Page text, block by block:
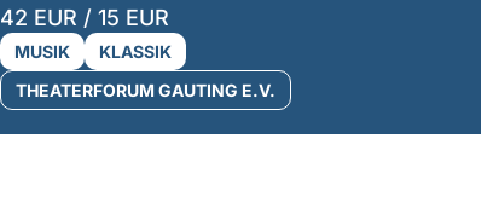
42 EUR / 15 EUR
MUSIK
KLASSIK
THEATERFORUM GAUTING E.V.